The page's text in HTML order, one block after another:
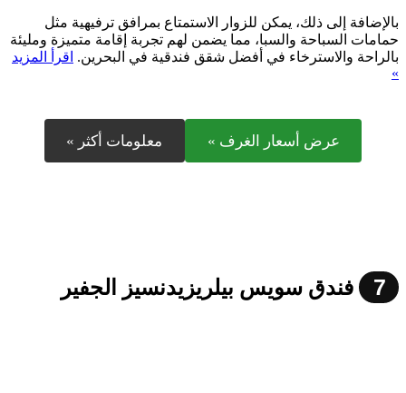
بالإضافة إلى ذلك، يمكن للزوار الاستمتاع بمرافق ترفيهية مثل
حمامات السباحة والسبا، مما يضمن لهم تجربة إقامة متميزة ومليئة
بالراحة والاسترخاء في أفضل شقق فندقية في البحرين. اقرأ المزيد
»
عرض أسعار الغرف » معلومات أكثر »
7 فندق سويس بيلريزيدنسيز الجفير